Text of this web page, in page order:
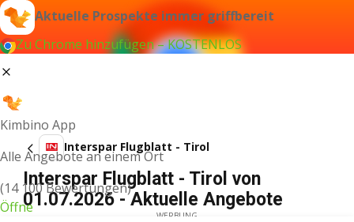
Aktuelle Prospekte immer griffbereit
Zu Chrome hinzufügen – KOSTENLOS
Kimbino App
Alle Angebote an einem Ort
(14 100 Bewertungen)
Öffne
Interspar Flugblatt - Tirol
Interspar Flugblatt - Tirol von
01.07.2026 - Aktuelle Angebote
WERBUNG